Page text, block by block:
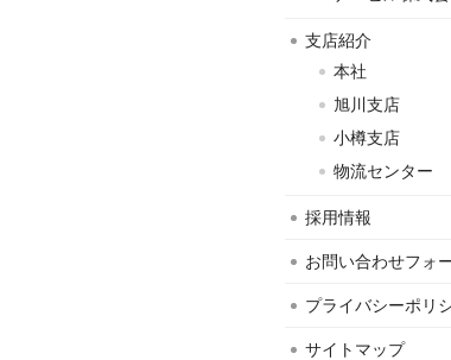
支店紹介
本社
旭川支店
小樽支店
物流センター
採用情報
お問い合わせフォ
プライバシーポリ
サイトマップ